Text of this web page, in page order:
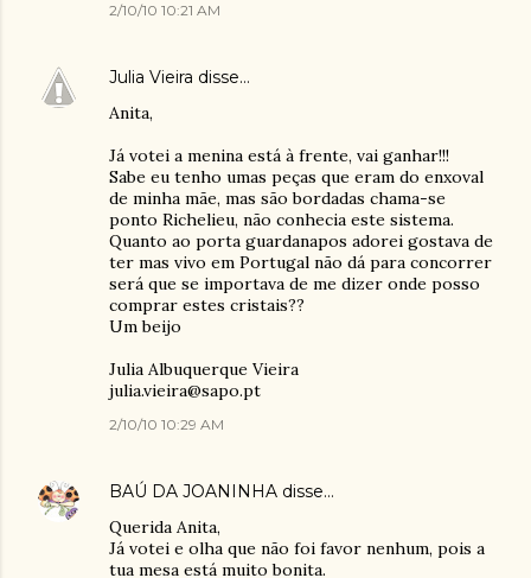
2/10/10 10:21 AM
Julia Vieira disse…
Anita,
Já votei a menina está à frente, vai ganhar!!!
Sabe eu tenho umas peças que eram do enxoval
de minha mãe, mas são bordadas chama-se
ponto Richelieu, não conhecia este sistema.
Quanto ao porta guardanapos adorei gostava de
ter mas vivo em Portugal não dá para concorrer
será que se importava de me dizer onde posso
comprar estes cristais??
Um beijo
Julia Albuquerque Vieira
julia.vieira@sapo.pt
2/10/10 10:29 AM
BAÚ DA JOANINHA disse…
Querida Anita,
Já votei e olha que não foi favor nenhum, pois a
tua mesa está muito bonita.